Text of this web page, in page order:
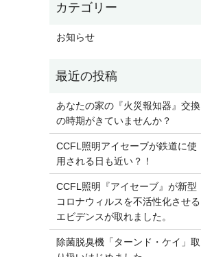
お知らせ
あなたの家の『火災報知器』交換
の時期がきていませんか？
CCFL照明アイセーブが鉄道に使
用される日も近い？！
CCFL照明『アイセーブ』が新型
コロナウィルスを不活性化させる
エビデンスが取れました。
除菌脱臭機「ターンド・ケイ」取